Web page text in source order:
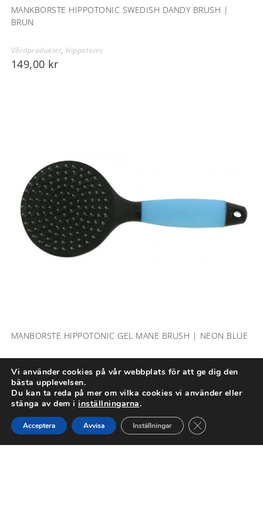
MANKBORSTE HIPPOTONIC SWEDISH DANDY BRUSH |
BRUN
Vårdprodukter,Hippotonic
149,00 kr
MANBORSTE HIPPOTONIC GEL MANE BRUSH | NEON BLUE
99,00kr
Vi använder cookies på vår webbplats för att ge dig den
bästa upplevelsen.
Du kan ta reda på mer om vilka cookies vi använder eller
stänga av dem i inställningarna.
Acceptera Avvisa Inställningar Close GDPR